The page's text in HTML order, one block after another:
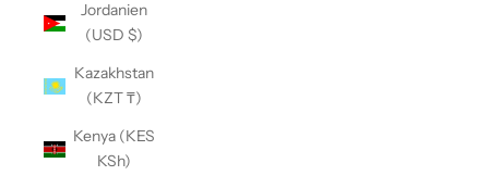
Jordanien
(USD $)
Kazakhstan
(KZT ₸)
Kenya (KES
KSh)